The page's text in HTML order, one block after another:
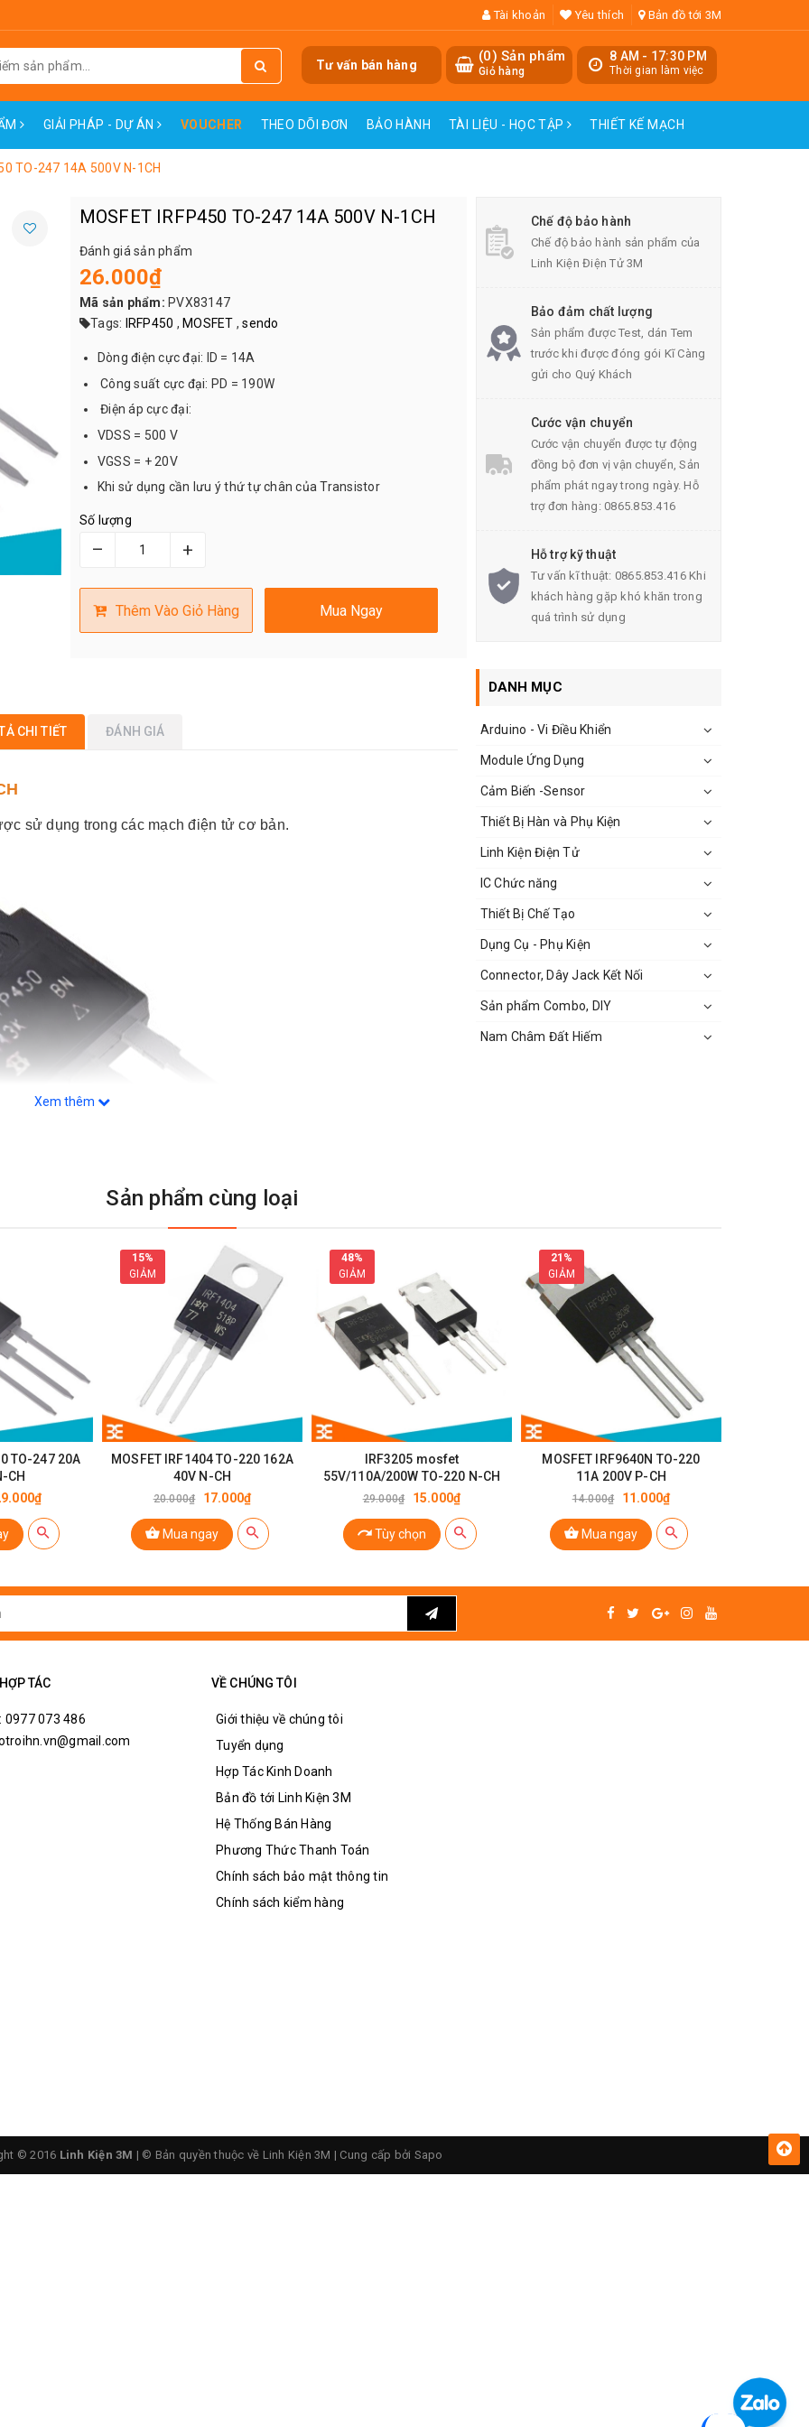
Tài khoản Yêu thích Bản đồ tới 3M
8 AM - 17:30 PM
Thời gian làm việc
(0) Sản phẩm
Giỏ hàng
Tư vấn bán hàng
GIẢI PHÁP - DỰ ÁN VOUCHER THEO DÕI ĐƠN BẢO HÀNH TÀI LIỆU - HỌC TẬP THIẾT KẾ MẠCH
TO-247 14A 500V N-1CH
MOSFET IRFP450 TO-247 14A 500V N-1CH
Đánh giá sản phẩm
26.000₫
Mã sản phẩm: PVX83147
Tags:
IRFP450 , MOSFET ,sendo
Dòng điện cực đại: ID = 14A
Công suất cực đại: PD = 190W
Điện áp cực đại:
VDSS = 500 V
VGSS = + 20V
Khi sử dụng cần lưu ý thứ tự chân của Transistor
Số lượng
– +
Thêm Vào Giỏ Hàng Mua Ngay
CHI TIẾT ĐÁNH GIÁ
sử dụng trong các mạch điện tử cơ bản.
TO-247 14A 500V N-1CH
Xem thêm
Chế độ bảo hành
Chế độ bảo hành sản phẩm của
Linh Kiện Điện Tử 3M
Bảo đảm chất lượng
Sản phẩm được Test, dán Tem
trước khi được đóng gói Kĩ Càng
gửi cho Quý Khách
Cước vận chuyển
Cước vận chuyển được tự động
đồng bộ đơn vị vận chuyển, Sản
phẩm phát ngay trong ngày. Hỗ
trợ đơn hàng: 0865.853.416
Hỗ trợ kỹ thuật
Tư vấn kĩ thuật: 0865.853.416 Khi
khách hàng gặp khó khăn trong
quá trình sử dụng
DANH MỤC
Arduino - Vi Điều Khiển
Module Ứng Dụng
Cảm Biến -Sensor
Thiết Bị Hàn và Phụ Kiện
Linh Kiện Điện Tử
IC Chức năng
Thiết Bị Chế Tạo
Dụng Cụ - Phụ Kiện
Connector, Dây Jack Kết Nối
Sản phẩm Combo, DIY
Nam Châm Đất Hiếm
Sản phẩm cùng loại
TO-247 20A
CH
15%
GIẢM
MOSFET IRF1404 TO-220 162A
40V N-CH
20.000₫ 17.000₫
Mua ngay
48%
GIẢM
IRF3205 mosfet
55V/110A/200W TO-220 N-CH
29.000₫ 15.000₫
Tùy chọn
21%
GIẢM
MOSFET IRF9640N TO-220
11A 200V P-CH
14.000₫ 11.000₫
Mua ngay
TÁC
0977 073 486
VỀ CHÚNG TÔI
Giới thiệu về chúng tôi
Tuyển dụng
Hợp Tác Kinh Doanh
Bản đồ tới Linh Kiện 3M
Hệ Thống Bán Hàng
Phương Thức Thanh Toán
Chính sách bảo mật thông tin
Chính sách kiểm hàng
© 2016 Linh Kiện 3M | © Bản quyền thuộc về Linh Kiện 3M | Cung cấp bởi Sapo